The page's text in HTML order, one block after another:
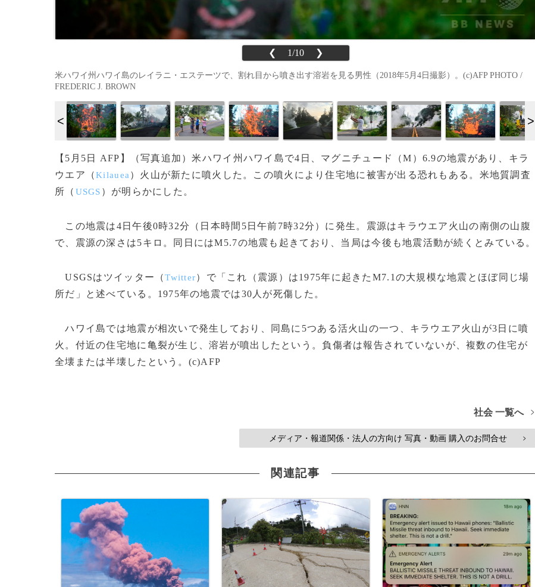
❮ 1/10 ❯
米ハワイ州ハワイ島のレイラニ・エステーツで、割れ目から噴き出す溶岩を見る男性（2018年5月4日撮影）。(c)AFP PHOTO /
FREDERIC J. BROWN
【5月5日 AFP】（写真追加）米ハワイ州ハワイ島で4日、マグニチュード（M）6.9の地震があり、キラ
ウエア（Kilauea ）火山が新たに噴火した。この噴火により住宅地に被害が出る恐れもある。米地質調査
所（ USGS ）が明らかにした。
この地震は4日午後0時32分（日本時間5日午前7時32分）に発生。震源はキラウエア火山の南側の山腹
で、震源の深さは5キロ。同日にはM5.7の地震も起きており、当局は今後も地震活動が続くとみている。
USGSはツイッター（Twitter）で「これ（震源）は1975年に起きたM7.1の大規模な地震とほぼ同じ場
所だ」と述べている。1975年の地震では30人が死傷した。
ハワイ島では地震が相次いで発生しており、同島に5つある活火山の一つ、キラウエア火山が3日に噴
火。付近の住宅地に亀裂が生じ、溶岩が噴出したという。負傷者は報告されていないが、複数の住宅が
全壊または半壊したという。(c)AFP
社会 一覧へ >
メディア・報道関係・法人の方向け 写真・動画 購入のお問合せ >
関連記事